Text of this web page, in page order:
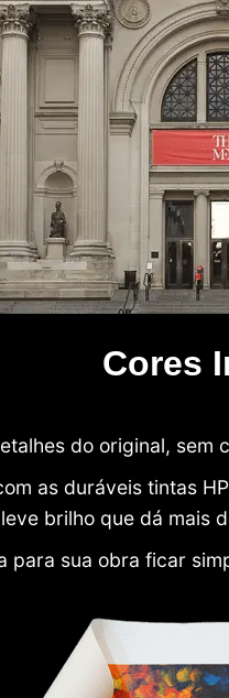
Cores
do original,
as duráveis tintas
leve brilho que dá mais
para sua obra ficar